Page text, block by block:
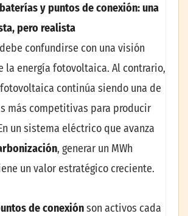
y puntos de conexión: una
pero realista
confundirse con una visión
la energía fotovoltaica. Al contrario,
continúa siendo una de
más competitivas para producir
un sistema eléctrico que avanza
, generar un MWh
un valor estratégico creciente.
de conexiónson activos cada